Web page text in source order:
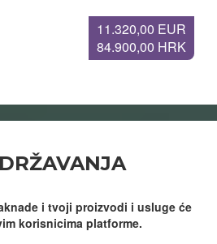
11.320,00 EUR
84.900,00 HRK
i tvoji proizvodi i usluge će
korisnicima platforme.